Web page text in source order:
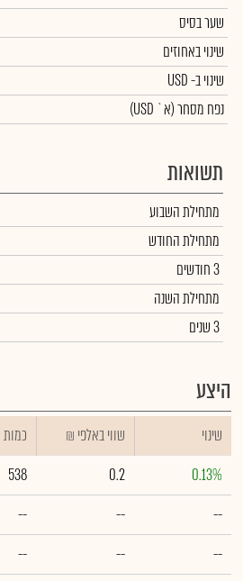
שער בסיס
שינוי באחוזים
שינויב- USD
נפח מסחר(א` USD)
תשואות
מתחילת השבוע
מתחילת החודש
3 חודשים
מתחילת השנה
3 שנים
היצע
שינוי ₪ שווי באלפי כמות
0.13%
0.2
538
--
--
--
--
--
--